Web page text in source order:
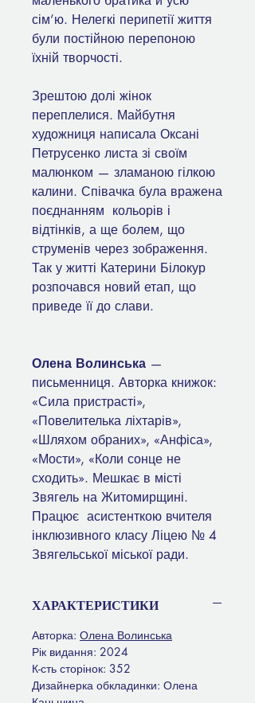
сім’ю. Нелегкі перипетії життя
були постійною перепоною
їхній творчості.
Зрештою долі жінок
переплелися. Майбутня
художниця написала Оксані
Петрусенко листа зі своїм
малюнком — зламаною гілкою
калини. Співачка була вражена
поєднанням кольорів і
відтінків, а ще болем, що
струменів через зображення.
Так у житті Катерини Білокур
розпочався новий етап, що
приведе її до слави.
Олена Волинська —
письменниця. Авторка книжок:
«Сила пристрасті»,
«Повелителька ліхтарів»,
«Шляхом обраних», «Анфіса»,
«Мости», «Коли сонце не
сходить». Мешкає в місті
Звягель на Житомирщині.
Працює асистенткою вчителя
інклюзивного класу Ліцею № 4
Звягельської міської ради.
ХАРАКТЕРИСТИКИ
Авторка: Олена Волинська
Рік видання: 2024
К-сть сторінок: 352
Дизайнерка обкладинки: Олена